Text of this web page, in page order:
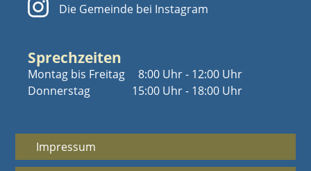
Die Gemeinde bei Instagram
Sprechzeiten
Montag bis Freitag
Donnerstag
8:00 Uhr - 12:00 Uhr
15:00 Uhr - 18:00 Uhr
Impressum